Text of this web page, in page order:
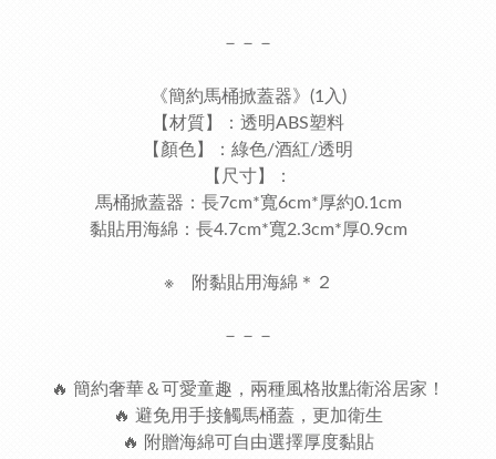
－－－
《簡約馬桶掀蓋器》(1入)
【材質】：透明ABS塑料
【顏色】：綠色/酒紅/透明
【尺寸】：
馬桶掀蓋器：長7cm*寬6cm*厚約0.1cm
黏貼用海綿：長4.7cm*寬2.3cm*厚0.9cm
※ 附黏貼用海綿＊２
－－－
🔥 簡約奢華＆可愛童趣，兩種風格妝點衛浴居家！
🔥 避免用手接觸馬桶蓋，更加衛生
🔥 附贈海綿可自由選擇厚度黏貼